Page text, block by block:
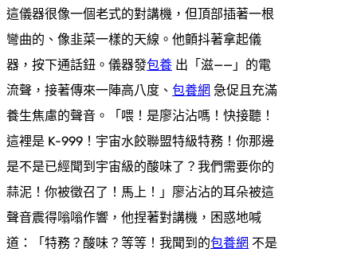
這儀器很像一個老式的對講機，但頂部插著一根
彎曲的、像韭菜一樣的天線。他顫抖著拿起儀
器，按下通話鈕。儀器發包養 出「滋——」的電
流聲，接著傳來一陣高八度、 包養網 急促且充滿
養生焦慮的聲音。「喂！是廖沾沾嗎！快接聽！
這裡是 K-999！宇宙水餃聯盟特級特務！你那邊
是不是已經聞到宇宙級的酸味了？我們需要你的
蒜泥！你被徵召了！馬上！」廖沾沾的耳朵被這
聲音震得嗡嗡作響，他捏著對講機，困惑地喊
道：「特務？酸味？等等！我聞到的包養網 不是